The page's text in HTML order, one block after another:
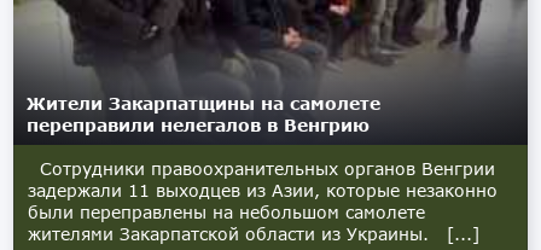
Жители Закарпатщины на самолете
переправили нелегалов в Венгрию
Сотрудники правоохранительных органов Венгрии
задержали 11 выходцев из Азии, которые незаконно
были переправлены на небольшом самолете
жителями Закарпатской области из Украины. [...]